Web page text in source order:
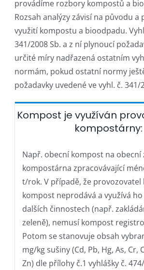
provádíme rozbory kompostů a
Rozsah analýzy závisí na původu a
využití kompostu a bioodpadu.
341/2008 Sb. a z ní plynoucí
určité míry nadřazená ostatním
normám, pokud ostatní normy
požadavky uvedené ve vyhl. č. 341/
Kompost je využíván
kompostárny:
Např. obecní kompost na obecní
kompostárna zpracovávající
t/rok. V případě, že
kompost neprodává a využívá
dalších činnostech (např.
zeleně), nemusí kompost
Potom se stanovuje obsah
mg/kg sušiny (Cd, Pb, Hg, As, Cr,
Zn) dle přílohy č.1 vyhlášky č.